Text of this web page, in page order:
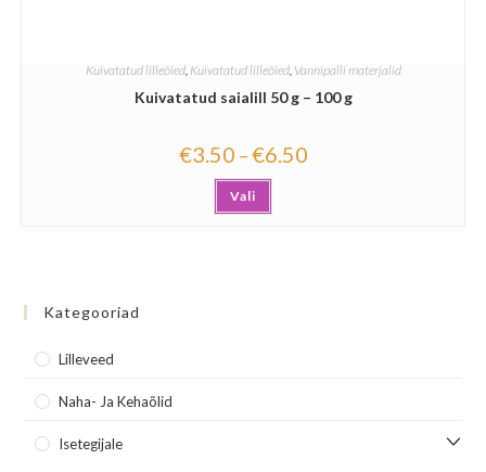
Kuivatatud lilleõied, Kuivatatud lilleõied, Vannipalli materjalid
Kuivatatud saialill 50 g – 100 g
€3.50 –€6.50
Vali
Kategooriad
Lilleveed
Naha- Ja Kehaõlid
Isetegijale